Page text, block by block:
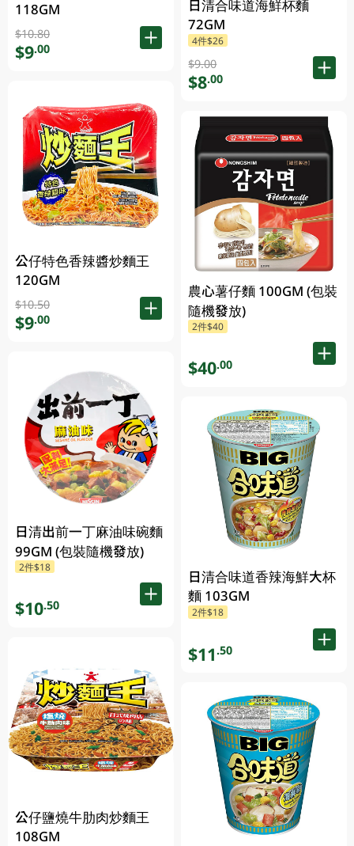
118GM
$10.80
$9.00
公仔特色香辣醬炒麵王
120GM
$10.50
$9.00
日清出前一丁麻油味碗麵
99GM (包裝隨機發放)
2件$18
$10.50
公仔鹽燒牛肋肉炒麵王
108GM
日清合味道海鮮杯麵
72GM
4件$26
$9.00
$8.00
農心薯仔麵 100GM (包裝
隨機發放)
2件$40
$40.00
日清合味道香辣海鮮大杯
麵 103GM
2件$18
$11.50